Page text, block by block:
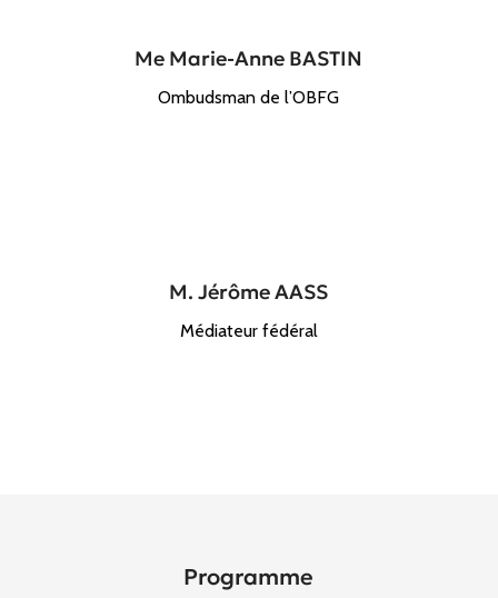
Me Marie-Anne BASTIN
Ombudsman de l’OBFG
M. Jérôme AASS
Médiateur fédéral
Programme